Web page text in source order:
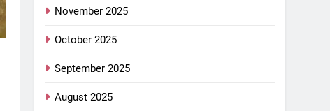
November 2025
October 2025
September 2025
August 2025